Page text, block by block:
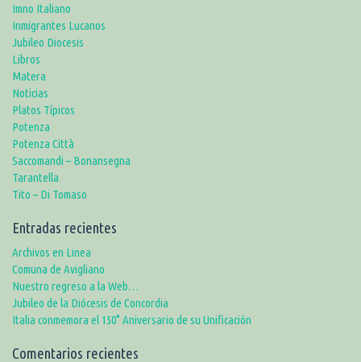
Imno Italiano
Inmigrantes Lucanos
Jubileo Diocesis
Libros
Matera
Noticias
Platos Típicos
Potenza
Potenza Città
Saccomandi – Bonansegna
Tarantella
Tito – Di Tomaso
Entradas recientes
Archivos en Linea
Comuna de Avigliano
Nuestro regreso a la Web…
Jubileo de la Diócesis de Concordia
Italia conmemora el 150° Aniversario de su Unificación
Comentarios recientes